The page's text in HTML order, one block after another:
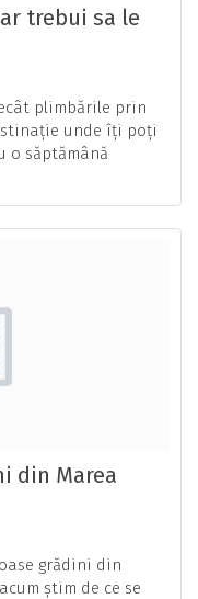
trebui sa le
plimbările prin
unde îți poți
o săptămână
din Marea
grădini din
știm de ce se